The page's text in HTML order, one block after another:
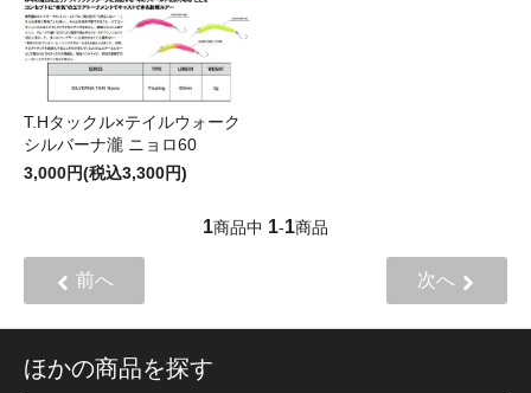
T.Hタックル×テイルウォーク
シルバーナ瀧 ニョロ60
3,000円(税込3,300円)
1商品中 1-1商品
前へ 次へ
ほかの商品を探す